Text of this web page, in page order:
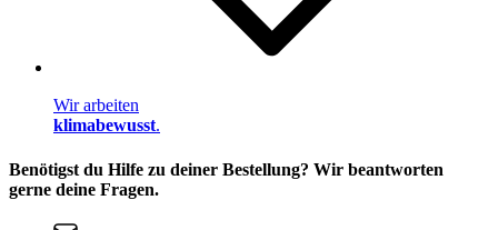
Wir arbeiten
klimabewusst.
Benötigst du Hilfe zu deiner Bestellung? Wir beantworten
gerne deine Fragen.